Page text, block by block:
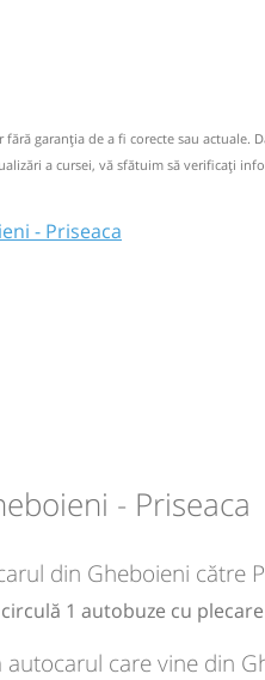
⤣
garanţia de a fi corecte sau actuale.
a cursei, vă sfătuim să verificaţi
- Priseaca
- Priseaca
din Gheboieni către
1 autobuze cu
care vine din